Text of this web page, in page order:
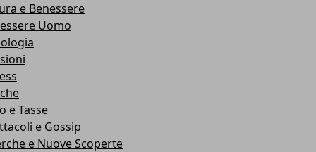
e Benessere
Uomo
e Tasse
e Gossip
e Nuove Scoperte